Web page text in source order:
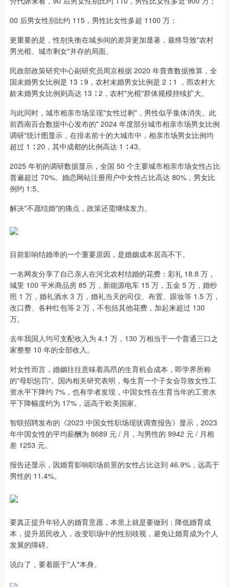
00 后男女性别比约 115，男性比女性多超 1100 万；
更重要的是，性别失衡在城乡间的差异更加显著，最终导致"农村
男光棍、城市剩女"并存的局面。
民政部政策研究中心副研究员周京根据 2020 年普查数据推算，全
国未婚男女比例是 13 ∶ 9，农村未婚男女比例是 2 ∶ 1 ，而农村大
龄未婚男女比例则高达 13 ∶ 2，农村"光棍"群体规模持续扩大。
与此同时，城市相亲市场呈现"女性过剩"，男性似乎集体消失。此
前西南百合数据中心发布的" 2024 年度部分城市相亲市场男女比例
调研"统计图显示，在排名前十的大城市中，相亲市场男女比例均
超过 1 ∶ 20，其中成都的比例高达 1 ∶ 43。
2025 年初的调研数据显示，全国 50 个主要城市相亲市场女性占比
普遍超过 70%。婚恋网站注册用户中女性占比高达 80%，男女比
例约 1:5。
解决"不愿结婚"的痛点，政策还需继续发力。
目前影响结婚率的一个重要原因，是婚姻成本居高不下。
一名网友分享了自己亲人在河北农村结婚的花费：彩礼 18.8 万，
城里 100 平米商品房 85 万，新能源电车 15 万，五金 5 万，婚纱
照 1 万，婚礼酒水 3 万，婚礼当天的司仪、布置、跟妆等 1.5 万，
改口费、各种红包等 2 万，不包括其他花费，加起来超过 130
万。
去年我国人均可支配收入为 4.1 万，130 万相当于一个普通三口之
家整整 10 年的全部收入。
对女性而言，婚姻往往意味着高昂的生育机会成本，即学界所称
的"母职惩罚"。国内相关研究表明，每生育一个子女会导致女性工
资水平下降约 7%，也有学者发现，中国女性在生育当年的工资水
平下降幅度约为 17%，远高于欧美国家。
智联招聘发布的《2023 中国女性职场现状调查报告》显示，2023
年中国女性的平均薪酬为 8689 元 / 月，与男性的 9942 元 / 月相
差 1253 元。
报告还显示，因婚育影响职场前景的女性占比达到 46.9%，远高于
男性的 11.4%。
要真正提升年轻人的婚育意愿，本质上就是要做到：降低婚育成
本，提升居民收入，改变职场中的性别歧视，避免让婚育成为个人
发展的障碍。
说白了，要着眼于"人"本身。